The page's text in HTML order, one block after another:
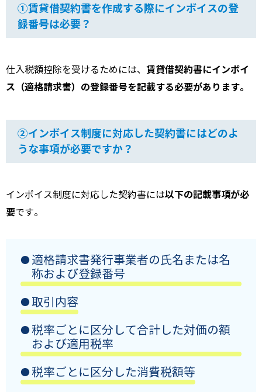
①賃貸借契約書を作成する際にインボイスの登
録番号は必要？
仕入税額控除を受けるためには、 賃貸借契約書にインボイ
ス（適格請求書）の登録番号を記載する必要があります。
②インボイス制度に対応した契約書にはどのよ
うな事項が必要ですか？
インボイス制度に対応した契約書には以下の記載事項が必
要です。
適格請求書発行事業者の氏名または名
称および登録番号
取引内容
税率ごとに区分して合計した対価の額
および適用税率
税率ごとに区分した消費税額等